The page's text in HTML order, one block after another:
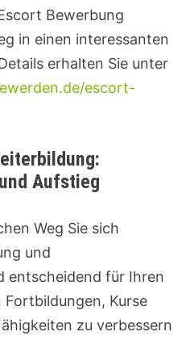
Bewerbung
in einen interessanten
erhalten Sie unter
escort-
Aufstieg
Weg Sie sich
und
entscheidend für Ihren
Kurse
zu verbessern